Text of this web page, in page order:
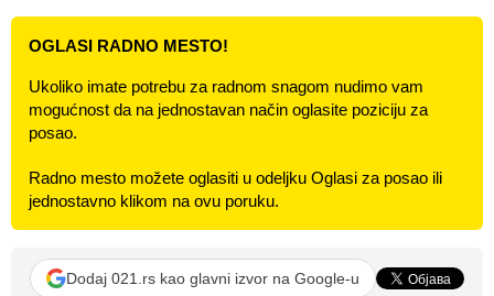
OGLASI RADNO MESTO!
Ukoliko imate potrebu za radnom snagom nudimo vam
mogućnost da na jednostavan način oglasite poziciju za
posao.
Radno mesto možete oglasiti u odeljku Oglasi za posao ili
jednostavno klikom na ovu poruku.
Dodaj 021.rs kao glavni izvor na Google-u